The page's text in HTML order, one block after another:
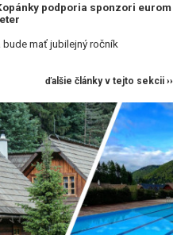
podporia sponzori eurom
mať jubilejný ročník
ďalšie články v tejto sekcii ››